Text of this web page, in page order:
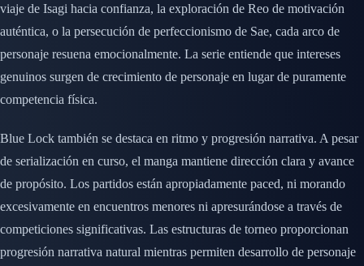
viaje de Isagi hacia confianza, la exploración de Reo de motivación
auténtica, o la persecución de perfeccionismo de Sae, cada arco de
personaje resuena emocionalmente. La serie entiende que intereses
genuinos surgen de crecimiento de personaje en lugar de puramente
competencia física.
Blue Lock también se destaca en ritmo y progresión narrativa. A pesar
de serialización en curso, el manga mantiene dirección clara y avance
de propósito. Los partidos están apropiadamente paced, ni morando
excesivamente en encuentros menores ni apresurándose a través de
competiciones significativas. Las estructuras de torneo proporcionan
progresión narrativa natural mientras permiten desarrollo de personaje